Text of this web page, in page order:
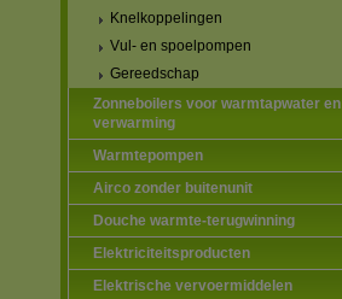
Knelkoppelingen
Vul- en spoelpompen
Gereedschap
Zonneboilers voor warmtapwater en
verwarming
Warmtepompen
Airco zonder buitenunit
Douche warmte-terugwinning
Elektriciteitsproducten
Elektrische vervoermiddelen